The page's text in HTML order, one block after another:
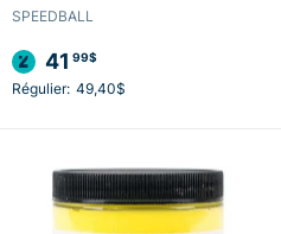
SPEEDBALL
41 99$
Régulier: 49,40$